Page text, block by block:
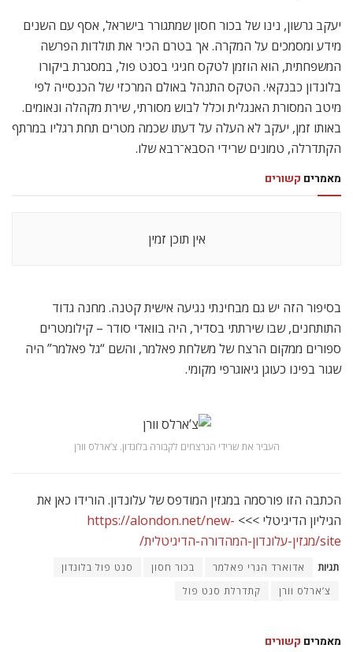
יעקב גרשון, נינו של בכור חסון שמתגורר בישראל, אסף עם השנים
מידע ומסמכים על המקרה. אך בטרם הכיר את תולדות הפרשה
המשפחתית, הוא הוזמן לטקס חגיגי בסנט פול, במסגרת ביקורו
בלונדון כבנקאי. הטקס התנהל באולם המרכזי של הכנסייה לפי
מיטב המסורת האנגלית וכלל לבוש מסורתי, שירת מקהלה ונאומים.
באותו זמן, יעקב לא העלה על דעתו שכמה מטרים תחת רגליו במרתף
הקתדרלה, טמונים שרידי הסבא־רבא שלו.
מאמרים קשורים
אין תוכן זמין
בסיפור הזה יש גם מבחינתי נגיעה אישית קטנה. מחנה גדוד
התותחנים, שבו שירתתי בסדיר, היה בוואדי סודר – קילומטרים
ספורים ממקום הרצח של משלחת פאלמר, והשם “גל פאלמר” היה
שגור בפינו כעוגן גיאוגרפי מקומי.
העביר את שרידי הנרצחים לקבורה בלונדון. צ’ארלס וורן
הכתבה הזו פורסמה במגזין המודפס של עלונדון. הורידו כאן את
הגיליון הדיגיטלי >>> https://alondon.net/new-
site/מגזין-עלונדון-המהדורה-הדיגיטלית/
תגיות אדוארד הנרי פאלמר בכור חסון
סנט פול בלונדון
צ’ארלס וורן
קתדרלת סנט פול
מאמרים קשורים